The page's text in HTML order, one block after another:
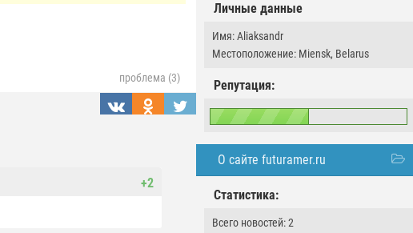
Личные данные
Имя: Aliaksandr
Местоположение: Miensk, Belarus
Репутация:
О сайте futuramer.ru
Статистика:
Всего новостей: 2
проблема (3)
+2